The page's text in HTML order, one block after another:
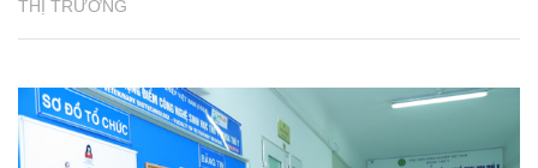
THỊ TRƯỜNG